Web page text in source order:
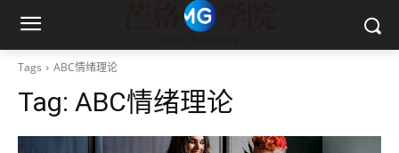
Tags ABC情绪理论
Tag: ABC情绪理论